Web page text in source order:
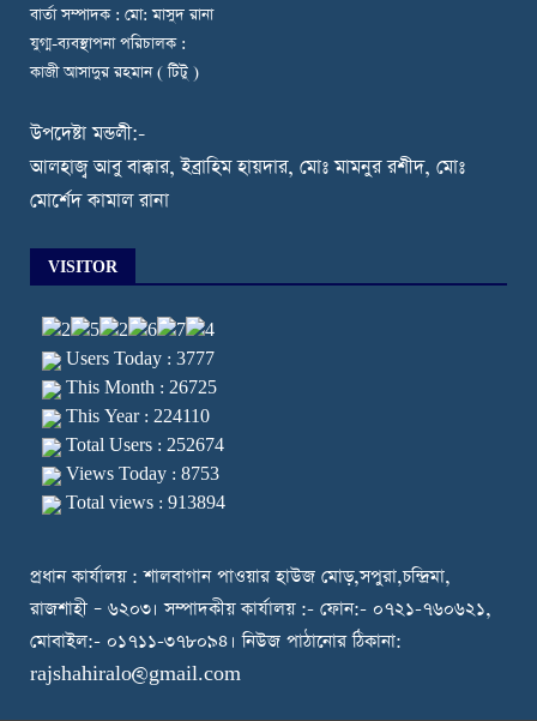
বার্তা সম্পাদক : মো: মাসুদ রানা
যুগ্ম-ব্যবস্থাপনা পরিচালক :
কাজী আসাদুর রহমান ( টিটু )
উপদেষ্টা মন্ডলী:-
আলহাজ্ব আবু বাক্কার, ইব্রাহিম হায়দার, মোঃ মামনুর রশীদ, মোঃ
মোর্শেদ কামাল রানা
VISITOR
Users Today : 3777
This Month : 26725
This Year : 224110
Total Users : 252674
Views Today : 8753
Total views : 913894
প্রধান কার্যালয় : শালবাগান পাওয়ার হাউজ মোড়,সপুরা,চন্দ্রিমা,
রাজশাহী – ৬২০৩। সম্পাদকীয় কার্যালয় :- ফোন:- ০৭২১-৭৬০৬২১,
মোবাইল:- ০১৭১১-৩৭৮০৯৪। নিউজ পাঠানোর ঠিকানা:
rajshahiralo@gmail.com